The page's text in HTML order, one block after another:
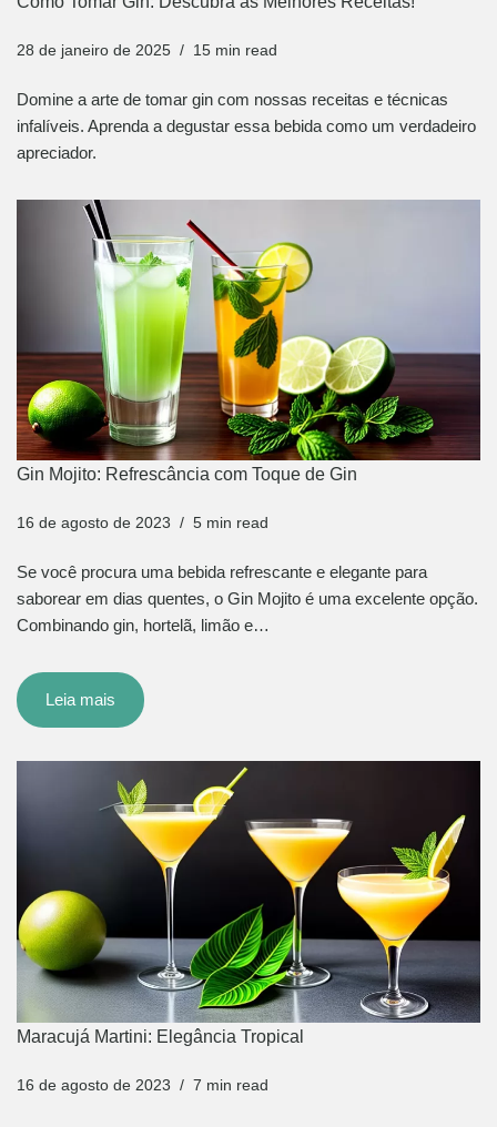
28 de janeiro de 2025 15 min read
Domine a arte de tomar gin com nossas receitas e técnicas
infalíveis. Aprenda a degustar essa bebida como um verdadeiro
apreciador.
Gin Mojito: Refrescância com Toque de Gin
16 de agosto de 2023 5 min read
Se você procura uma bebida refrescante e elegante para
saborear em dias quentes, o Gin Mojito é uma excelente opção.
Combinando gin, hortelã, limão e…
Leia mais
Maracujá Martini: Elegância Tropical
16 de agosto de 2023 7 min read